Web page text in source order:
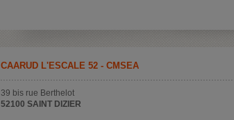
CAARUD L'ESCALE 52 - CMSEA
39 bis rue Berthelot
52100 SAINT DIZIER